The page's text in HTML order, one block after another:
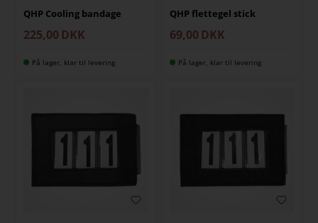
QHP Cooling bandage
225,00 DKK
På lager, klar til levering
QHP flettegel stick
69,00 DKK
På lager, klar til levering